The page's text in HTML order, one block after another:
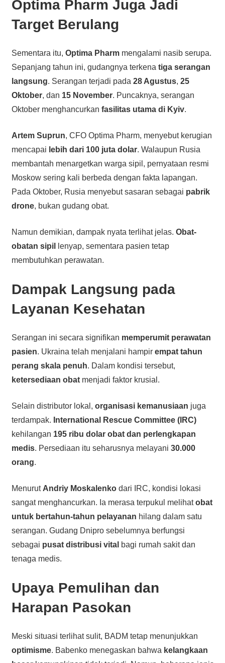
Optima Pharm Juga Jadi
Target Berulang
Sementara itu, Optima Pharmmengalami nasib serupa.
Sepanjang tahun ini, gudangnya terkena tiga serangan
langsung. Serangan terjadi pada 28 Agustus, 25
Oktober, dan 15 November. Puncaknya, serangan
Oktober menghancurkan fasilitas utama di Kyiv.
Artem Suprun, CFO Optima Pharm, menyebut kerugian
mencapai lebih dari 100 juta dolar. Walaupun Rusia
membantah menargetkan warga sipil, pernyataan resmi
Moskow sering kali berbeda dengan fakta lapangan.
Pada Oktober, Rusia menyebut sasaran sebagai pabrik
drone, bukan gudang obat.
Namun demikian, dampak nyata terlihat jelas. Obat-
obatan sipil
lenyap, sementara pasien tetap
membutuhkan perawatan.
Dampak Langsung pada
Layanan Kesehatan
Serangan ini secara signifikan memperumit perawatan
pasien. Ukraina telah menjalani hampir empat tahun
perang skala penuh. Dalam kondisi tersebut,
ketersediaan obatmenjadi faktor krusial.
Selain distributor lokal, organisasi kemanusiaan juga
terdampak. International Rescue Committee (IRC)
kehilangan 195 ribu dolar obat dan perlengkapan
medis. Persediaan itu seharusnya melayani 30.000
orang.
Menurut Andriy Moskalenkodari IRC, kondisi lokasi
sangat menghancurkan. Ia merasa terpukul melihatobat
untuk bertahun-tahun pelayanan hilang dalam satu
serangan. Gudang Dnipro sebelumnya berfungsi
sebagai pusat distribusi vital bagi rumah sakit dan
tenaga medis.
Upaya Pemulihan dan
Harapan Pasokan
Meski situasi terlihat sulit, BADM tetap menunjukkan
optimisme. Babenko menegaskan bahwa kelangkaan